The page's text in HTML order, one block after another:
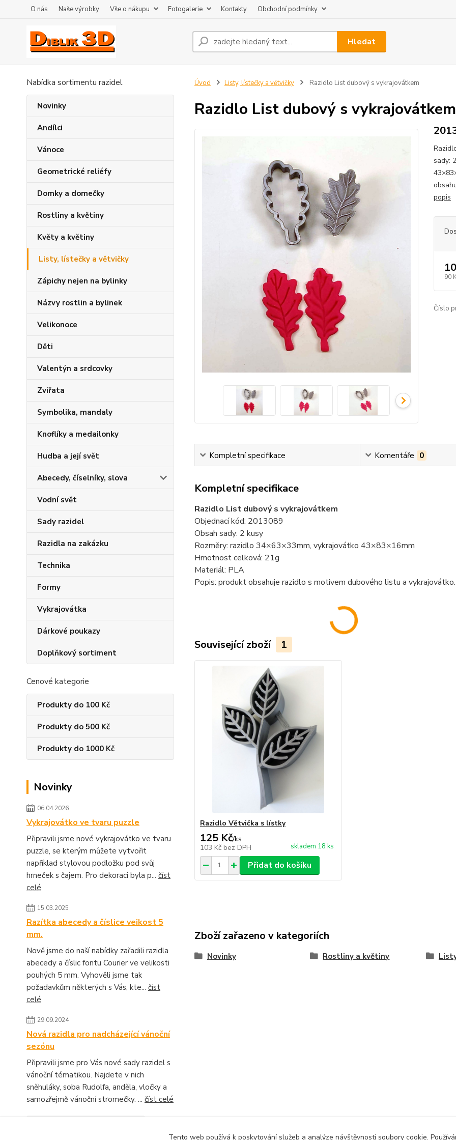
O nás Naše výrobky Vše o nákupu Fotogalerie Kontakty Obchodní podmínky
Hledat
Nabídka sortimentu razidel
Novinky
Andílci
Vánoce
Geometrické reliéfy
Domky a domečky
Rostliny a květiny
Květy a květiny
Listy, lístečky a větvičky
Zápichy nejen na bylinky
Názvy rostlin a bylinek
Velikonoce
Děti
Valentýn a srdcovky
Zvířata
Symbolika, mandaly
Knoflíky a medailonky
Hudba a její svět
Abecedy, číselníky, slova
Vodní svět
Sady razidel
Razidla na zakázku
Technika
Formy
Vykrajovátka
Dárkové poukazy
Doplňkový sortiment
Cenové kategorie
Produkty do 100 Kč
Produkty do 500 Kč
Produkty do 1000 Kč
Novinky
06.04.2026
Vykrajovátko ve tvaru puzzle
Připravili jsme nové vykrajovátko ve tvaru
puzzle, se kterým můžete vytvořit
například stylovou podložku pod svůj
hrneček s čajem. Pro dekoraci byla p... číst
celé
15.03.2025
Razítka abecedy a číslice veikost 5
mm.
Nově jsme do naší nabídky zařadili razidla
abecedy a číslic fontu Courier ve velikosti
pouhých 5 mm. Vyhověli jsme tak
požadavkům některých s Vás, kte... číst
celé
29.09.2024
Nová razidla pro nadcházející vánoční
sezónu
Připravili jsme pro Vás nové sady razidel s
vánoční tématikou. Najdete v nich
sněhuláky, soba Rudolfa, anděla, vločky a
samozřejmě vánoční stromečky. ... číst celé
Úvod Listy, lístečky a větvičky Razidlo List dubový s vykrajovátkem
Razidlo List dubový s vykrajovátkem
sady:
popis
90
Číslo
Kompletní specifikace Komentáře 0
Kompletní specifikace
Razidlo List dubový s vykrajovátkem
Objednací kód: 2013089
Obsah sady: 2 kusy
Rozměry: razidlo 34×63×33mm, vykrajovátko 43×83×16mm
Hmotnost celková: 21g
Materiál: PLA
Popis: produkt obsahuje razidlo s motivem dubového listu a
Související zboží 1
Razidlo Větvička s lístky
125 Kč/ks
103 Kč bez DPH skladem 18 ks
Přidat do košíku
Zboží zařazeno v kategoriích
Novinky Rostliny a květiny
Tento web používá k poskytování služeb a analýze návštěvnosti soubory cookie.